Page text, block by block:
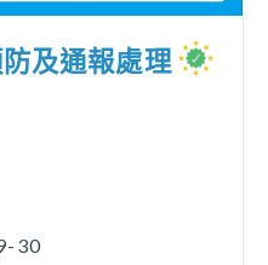
及通報處理
30